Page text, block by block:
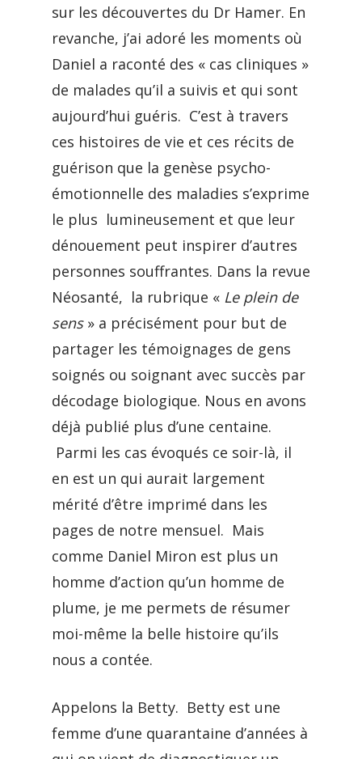
sur les découvertes du Dr Hamer. En
revanche, j’ai adoré les moments où
Daniel a raconté des « cas cliniques »
de malades qu’il a suivis et qui sont
aujourd’hui guéris. C’est à travers
ces histoires de vie et ces récits de
guérison que la genèse psycho-
émotionnelle des maladies s’exprime
le plus lumineusement et que leur
dénouement peut inspirer d’autres
personnes souffrantes. Dans la revue
Néosanté, la rubrique « Le plein de
sens » a précisément pour but de
partager les témoignages de gens
soignés ou soignant avec succès par
décodage biologique. Nous en avons
déjà publié plus d’une centaine.
Parmi les cas évoqués ce soir-là, il
en est un qui aurait largement
mérité d’être imprimé dans les
pages de notre mensuel. Mais
comme Daniel Miron est plus un
homme d’action qu’un homme de
plume, je me permets de résumer
moi-même la belle histoire qu’ils
nous a contée.
Appelons la Betty. Betty est une
femme d’une quarantaine d’années à